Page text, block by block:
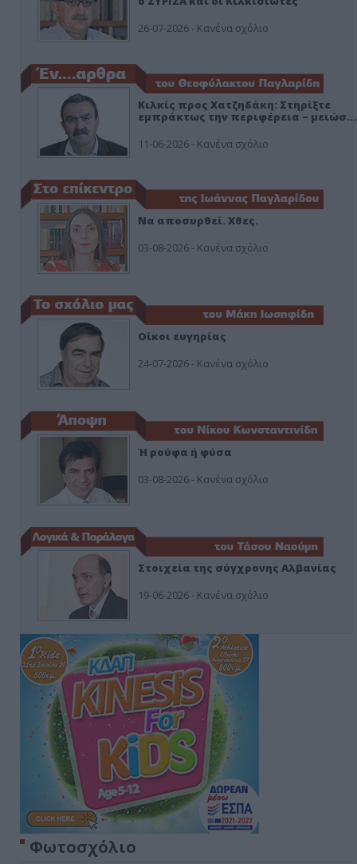
26-07-2026 - Κανένα σχόλιο
Κιλκίς προς Χατζηδάκη: Στηρίξτε
εμπράκτως την περιφέρεια – μειώσ…
11-06-2026 - Κανένα σχόλιο
Να αποσυρθεί. Χθες.
03-08-2026 - Κανένα σχόλιο
Οίκοι ευγηρίας
24-07-2026 - Κανένα σχόλιο
Ή ρούφα ή φύσα
03-08-2026 - Κανένα σχόλιο
Στοιχεία της σύγχρονης Αλβανίας
19-06-2026 - Κανένα σχόλιο
Φωτοσχόλιο